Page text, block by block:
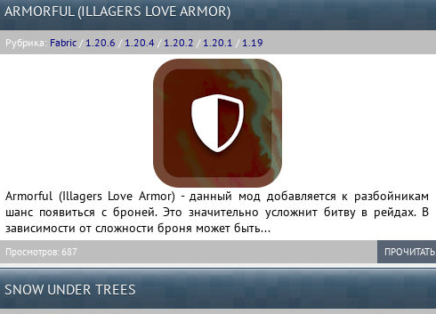
ARMORFUL (ILLAGERS LOVE ARMOR)
Рубрика: Fabric / 1.20.6 / 1.20.4 / 1.20.2 / 1.20.1 / 1.19
Armorful (Illagers Love Armor) - данный мод добавляется к разбойникам
шанс появиться с броней. Это значительно усложнит битву в рейдах. В
зависимости от сложности броня может быть...
ПРОЧИТАТЬ
Просмотров: 687
SNOW UNDER TREES